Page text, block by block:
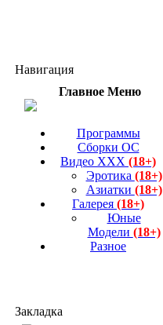
Навигация
Главное Меню
Программы
Сборки ОС
Видео ХХХ (18+)
Эротика (18+)
Азиатки (18+)
Галерея (18+)
Юные
Модели (18+)
Разное
Закладка